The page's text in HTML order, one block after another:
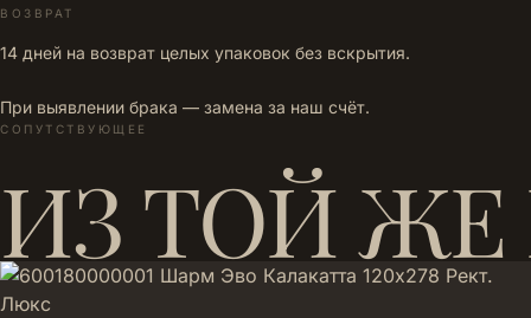
ВОЗВРАТ
14 дней на возврат целых упаковок без вскрытия.
При выявлении брака — замена за наш счёт.
СОПУТСТВУЮЩЕЕ
ИЗ ТОЙ ЖЕ